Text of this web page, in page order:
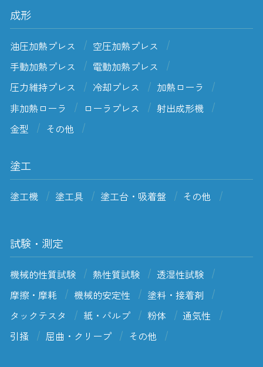
成形
油圧加熱プレス
空圧加熱プレス
手動加熱プレス
電動加熱プレス
圧力維持プレス
冷却プレス
加熱ローラ
非加熱ローラ
ローラプレス
射出成形機
金型
その他
塗工
塗工機 塗工具 塗工台・吸着盤 その他
試験・測定
機械的性質試験 熱性質試験
透湿性試験
摩擦・摩耗
機械的安定性
塗料・接着剤
タックテスタ
紙・パルプ 粉体
通気性
引掻
屈曲・クリープ その他